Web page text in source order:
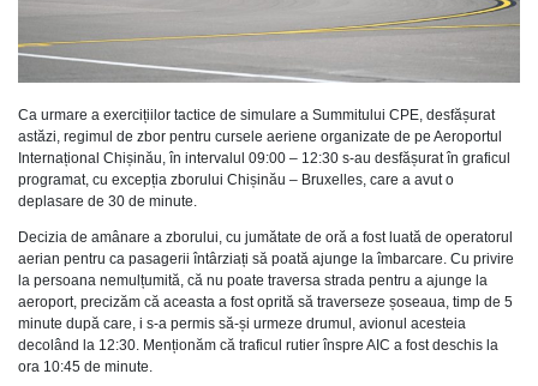
Ca urmare a exercițiilor tactice de simulare a Summitului CPE, desfășurat
astăzi, regimul de zbor pentru cursele aeriene organizate de pe Aeroportul
Internațional Chișinău, în intervalul 09:00 – 12:30 s-au desfășurat în graficul
programat, cu excepția zborului Chișinău – Bruxelles, care a avut o
deplasare de 30 de minute.
Decizia de amânare a zborului, cu jumătate de oră a fost luată de operatorul
aerian pentru ca pasagerii întârziați să poată ajunge la îmbarcare. Cu privire
la persoana nemulțumită, că nu poate traversa strada pentru a ajunge la
aeroport, precizăm că aceasta a fost oprită să traverseze șoseaua, timp de 5
minute după care, i s-a permis să-și urmeze drumul, avionul acesteia
decolând la 12:30. Menționăm că traficul rutier înspre AIC a fost deschis la
ora 10:45 de minute.